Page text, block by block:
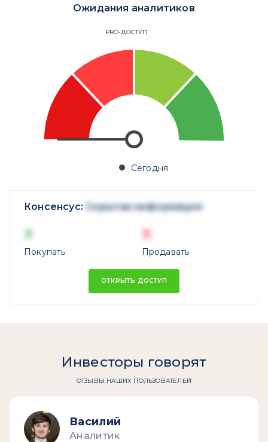
Ожидания аналитиков
PRO-ДОСТУП
Сегодня
Консенсус: Скрытая информация
X
Покупать
X
Продавать
ОТКРЫТЬ ДОСТУП
Инвесторы говорят
ОТЗЫВЫ НАШИХ ПОЛЬЗОВАТЕЛЕЙ
Василий
Аналитик